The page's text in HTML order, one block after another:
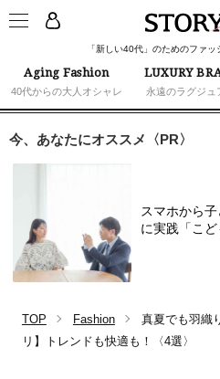
「新しい40代」のためのファ
Aging Fashion
40代からの大人オシャレ
LUXURY
永遠のラグジュ
今、あなたにオススメ〈PR〉
スマホから
に実践「こど
TOP Fashion
真夏でも羽織
リ】トレンドも快適も！〈4選〉